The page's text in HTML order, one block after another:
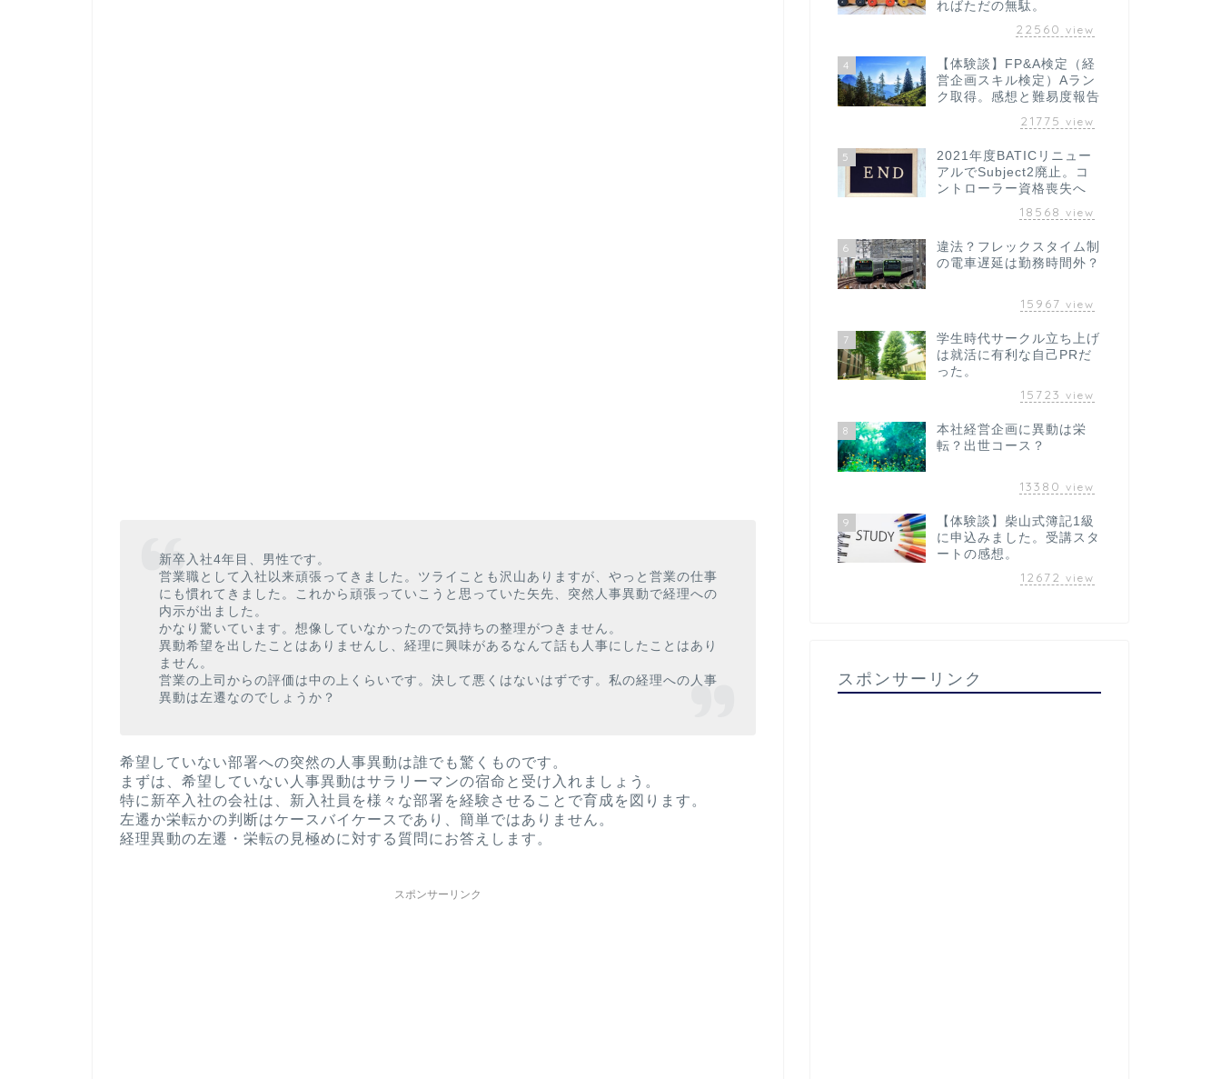
新卒入社4年目、男性です。
営業職として入社以来頑張ってきました。ツライことも沢山ありますが、やっと営業の仕事
にも慣れてきました。これから頑張っていこうと思っていた矢先、突然人事異動で経理への
内示が出ました。
かなり驚いています。想像していなかったので気持ちの整理がつきません。
異動希望を出したことはありませんし、経理に興味があるなんて話も人事にしたことはあり
ません。
営業の上司からの評価は中の上くらいです。決して悪くはないはずです。私の経理への人事
異動は左遷なのでしょうか？
希望していない部署への突然の人事異動は誰でも驚くものです。
まずは、希望していない人事異動はサラリーマンの宿命と受け入れましょう。
特に新卒入社の会社は、新入社員を様々な部署を経験させることで育成を図ります。
左遷か栄転かの判断はケースバイケースであり、簡単ではありません。
経理異動の左遷・栄転の見極めに対する質問にお答えします。
スポンサーリンク
ればただの無駄。
22560 view
4
【体験談】FP&A検定（経
営企画スキル検定）Aラン
ク取得。感想と難易度報告
21775 view
5
2021年度BATICリニュー
アルでSubject2廃止。コ
ントローラー資格喪失へ
18568 view
6
違法？フレックスタイム制
の電車遅延は勤務時間外？
15967 view
7
学生時代サークル立ち上げ
は就活に有利な自己PRだ
った。
15723 view
8
本社経営企画に異動は栄
転？出世コース？
13380 view
9
【体験談】柴山式簿記1級
に申込みました。受講スタ
ートの感想。
12672 view
スポンサーリンク